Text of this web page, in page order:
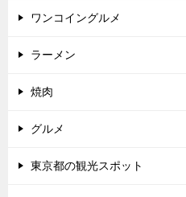
ワンコイングルメ
ラーメン
焼肉
グルメ
東京都の観光スポット